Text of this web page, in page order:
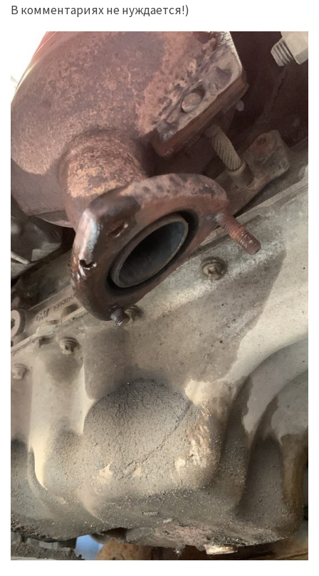
В комментариях не нуждается!)